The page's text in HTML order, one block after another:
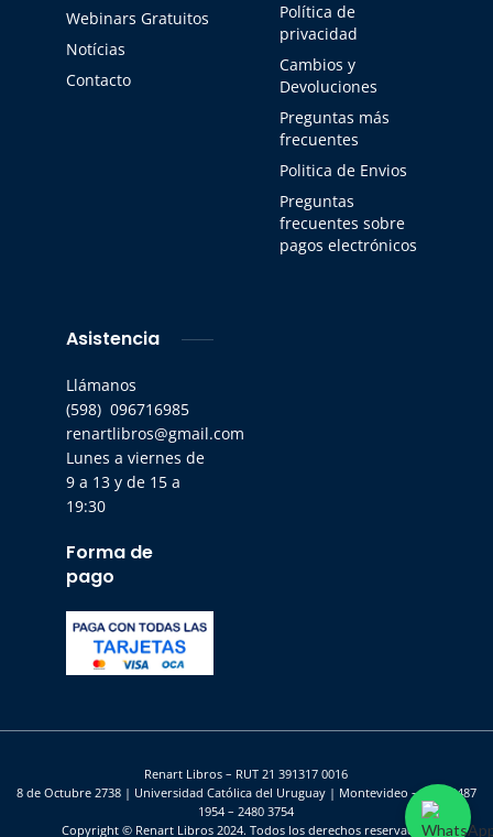
Webinars Gratuitos
Notícias
Contacto
Política de
privacidad
Cambios y
Devoluciones
Preguntas más
frecuentes
Politica de Envios
Preguntas
frecuentes sobre
pagos electrónicos
Asistencia
Llámanos
(598) 096716985
renartlibros@gmail.com
Lunes a viernes de
9 a 13 y de 15 a
19:30
Forma de
pago
Renart Libros – RUT 21 391317 0016
8 de Octubre 2738 | Universidad Católica del Uruguay | Montevideo – UY | 2487
1954 – 2480 3754
Copyright © Renart Libros 2024. Todos los derechos reservados.